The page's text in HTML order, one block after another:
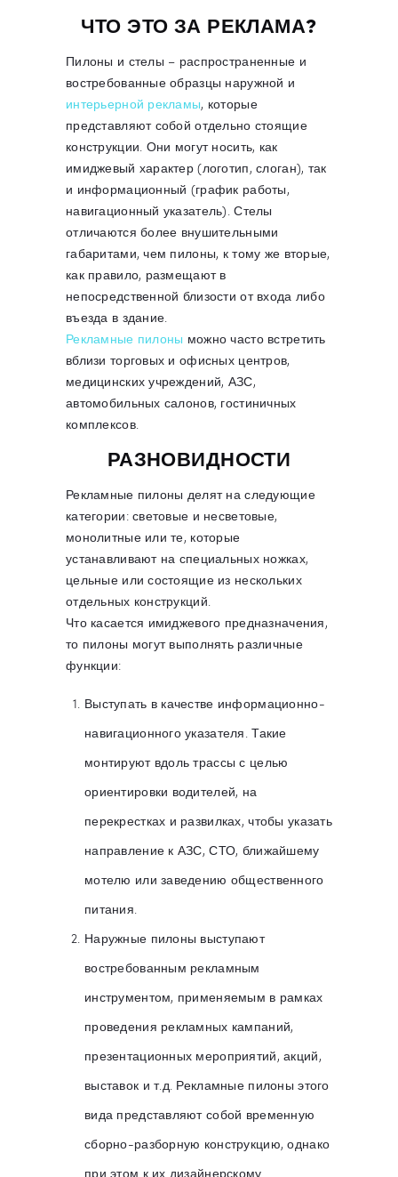
ЧТО ЭТО ЗА РЕКЛАМА?
Пилоны и стелы – распространенные и
востребованные образцы наружной и
интерьерной рекламы, которые
представляют собой отдельно стоящие
конструкции. Они могут носить, как
имиджевый характер (логотип, слоган), так
и информационный (график работы,
навигационный указатель). Стелы
отличаются более внушительными
габаритами, чем пилоны, к тому же вторые,
как правило, размещают в
непосредственной близости от входа либо
въезда в здание.
Рекламные пилоны можно часто встретить
вблизи торговых и офисных центров,
медицинских учреждений, АЗС,
автомобильных салонов, гостиничных
комплексов.
РАЗНОВИДНОСТИ
Рекламные пилоны делят на следующие
категории: световые и несветовые,
монолитные или те, которые
устанавливают на специальных ножках,
цельные или состоящие из нескольких
отдельных конструкций.
Что касается имиджевого предназначения,
то пилоны могут выполнять различные
функции:
Выступать в качестве информационно-
навигационного указателя. Такие
монтируют вдоль трассы с целью
ориентировки водителей, на
перекрестках и развилках, чтобы указать
направление к АЗС, СТО, ближайшему
мотелю или заведению общественного
питания.
Наружные пилоны выступают
востребованным рекламным
инструментом, применяемым в рамках
проведения рекламных кампаний,
презентационных мероприятий, акций,
выставок и т.д. Рекламные пилоны этого
вида представляют собой временную
сборно-разборную конструкцию, однако
при этом к их дизайнерскому